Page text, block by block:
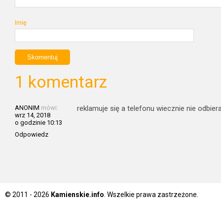
Imię
1 komentarz
ANONIM mówi:
wrz 14, 2018
o godzinie 10:13
Odpowiedz
reklamuje się a telefonu wiecznie nie
© 2011 - 2026 Kamienskie.info . Wszelkie prawa zastrzeżone.